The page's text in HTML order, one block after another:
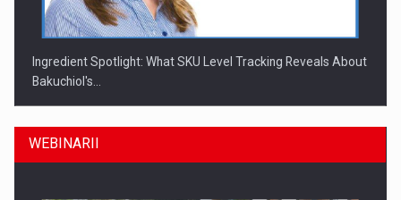
Ingredient Spotlight: What SKU Level Tracking Reveals About
Bakuchiol's…
WEBINARII